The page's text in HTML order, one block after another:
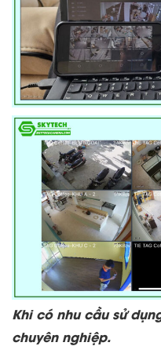
Khi có nhu cầu sử
chuyên nghiệp.